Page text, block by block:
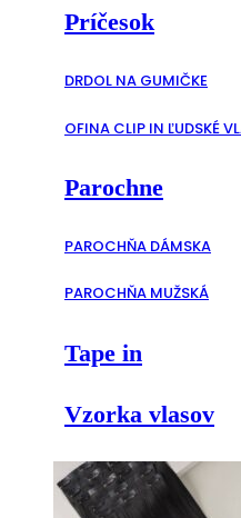
Príčesok
DRDOL NA GUMIČKE
OFINA CLIP IN ĽUDSKÉ
Parochne
PAROCHŇA DÁMSKA
PAROCHŇA MUŽSKÁ
Tape in
Vzorka vlasov